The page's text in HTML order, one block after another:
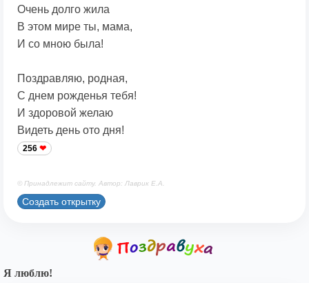
Очень долго жила
В этом мире ты, мама,
И со мною была!
Поздравляю, родная,
С днем рожденья тебя!
И здоровой желаю
Видеть день ото дня!
256
© Принадлежит сайту. Автор: Лаврик Е.А.
Создать открытку
Я люблю!